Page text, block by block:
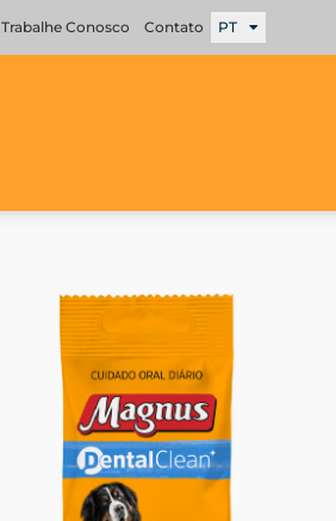
Trabalhe Conosco Contato PT